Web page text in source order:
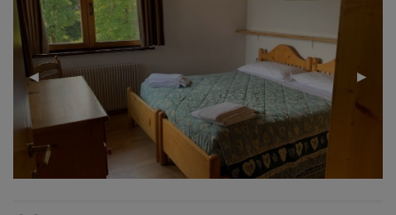
Previous
◀︎
Next
▶︎